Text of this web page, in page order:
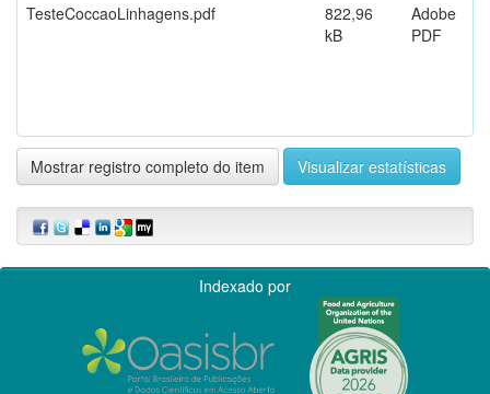
TesteCoccaoLinhagens.pdf
822,96
kB
Adobe
PDF
Mostrar registro completo do item Visualizar estatísticas
Indexado por